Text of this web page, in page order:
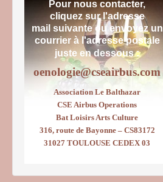
Pour nous contacter,
cliquez sur l'adresse
mail suivante ou envoyez un
courrierà l'adresse postale
juste en dessous :
oenologie@cseairbus.com
Association Le Balthazar
CSE Airbus Operations
Bat Loisirs Arts Culture
316, route de Bayonne – CS83172
31027 TOULOUSE CEDEX 03